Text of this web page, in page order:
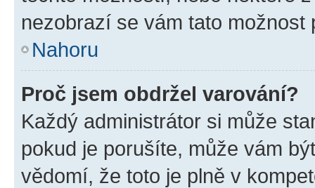
nezobrazí se vám tato
Nahoru
Proč jsem obdržel varování?
Každý administrátor si může
pokud je porušíte, může vám
vědomí, že toto je plně v